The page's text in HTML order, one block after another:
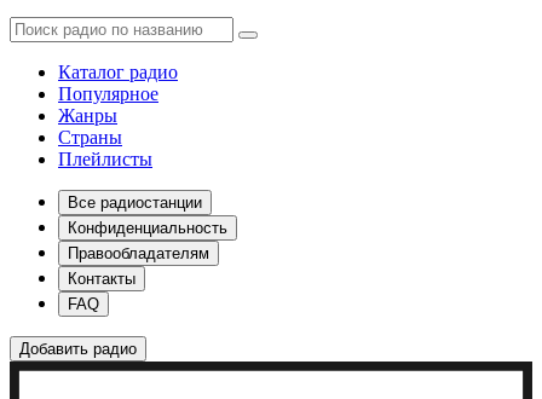
Каталог радио
Популярное
Жанры
Страны
Плейлисты
Все радиостанции
Конфиденциальность
Правообладателям
Контакты
FAQ
Добавить радио